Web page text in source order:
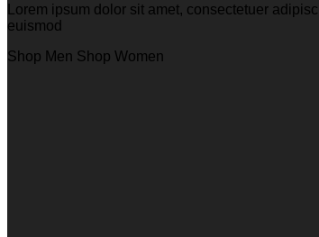
Lorem ipsum dolor sit amet, consectetuer
euismod
Shop Men Shop Women